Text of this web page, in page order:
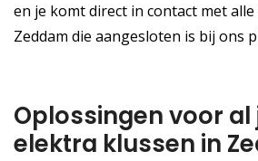
en je komt direct in contact met
Zeddam die aangesloten is bij ons
Oplossingen voor al
elektra klussen in